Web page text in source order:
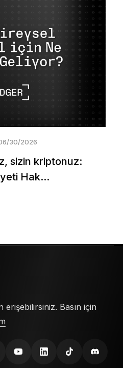
30/2026
sizin kriptonuz:
Hak...
Basın için